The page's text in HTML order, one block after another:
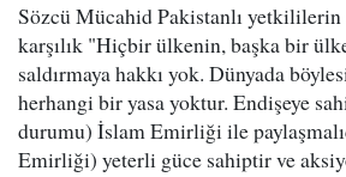
Sözcü Mücahid Pakistanlı yetkililerin
karşılık "Hiçbir ülkenin, başka bir
saldırmaya hakkı yok. Dünyada
herhangi bir yasa yoktur. Endişeye
durumu) İslam Emirliği ile
Emirliği) yeterli güce sahiptir ve